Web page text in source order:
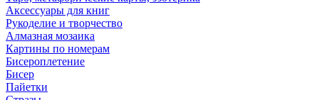
Аксессуары для книг
Рукоделие и творчество
Алмазная мозаика
Картины по номерам
Бисероплетение
Бисер
Пайетки